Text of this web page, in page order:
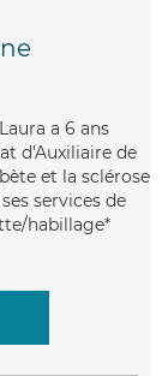
a 6 ans
d'Auxiliaire de
et la sclérose
services de
habillage*